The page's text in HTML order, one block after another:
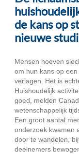
de kans op
nieuwe
Mensen hoeven
om hun kans op
verlagen. Het is
Huishoudelijk
goed, melden
wetenschappelijk
Een groot aantal
onderzoek kwamen
door te wandelen,
deelnemers